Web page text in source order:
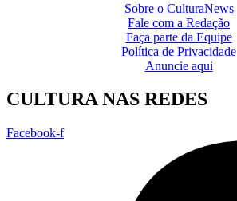
Sobre o CulturaNews
Fale com a Redação
Faça parte da Equipe
Política de Privacidade
Anuncie aqui
CULTURA NAS REDES
Facebook-f